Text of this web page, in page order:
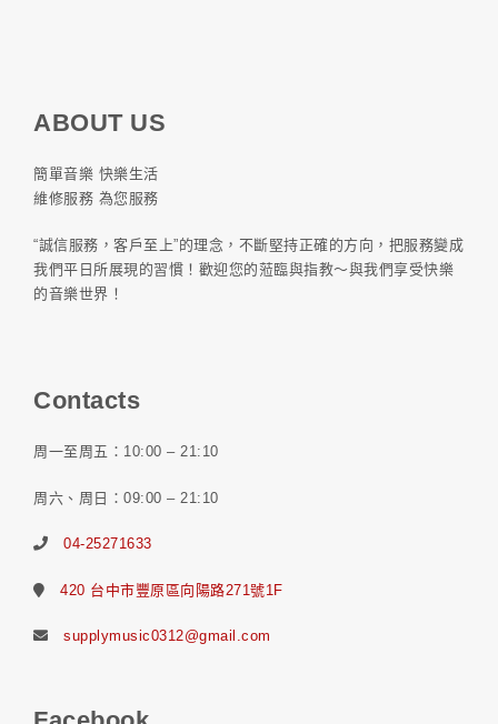
ABOUT US
簡單音樂 快樂生活
維修服務 為您服務
“誠信服務，客戶至上”的理念，不斷堅持正確的方向，把服務變成
我們平日所展現的習慣！歡迎您的蒞臨與指教～與我們享受快樂
的音樂世界！
Contacts
周一至周五：10:00 – 21:10
周六、周日：09:00 – 21:10
04-25271633
420 台中市豐原區向陽路271號1F
supplymusic0312@gmail.com